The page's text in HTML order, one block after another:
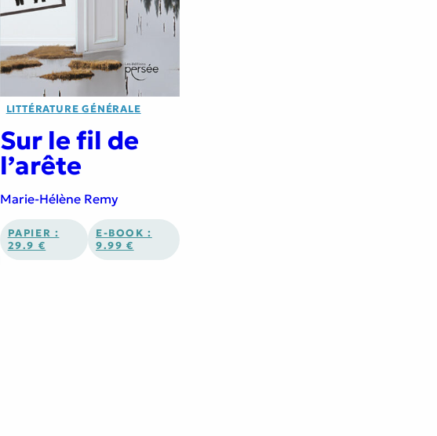
LITTÉRATURE GÉNÉRALE
Sur le fil de
l’arête
Marie-Hélène Remy
PAPIER :
29.9 €
E-BOOK :
9.99 €